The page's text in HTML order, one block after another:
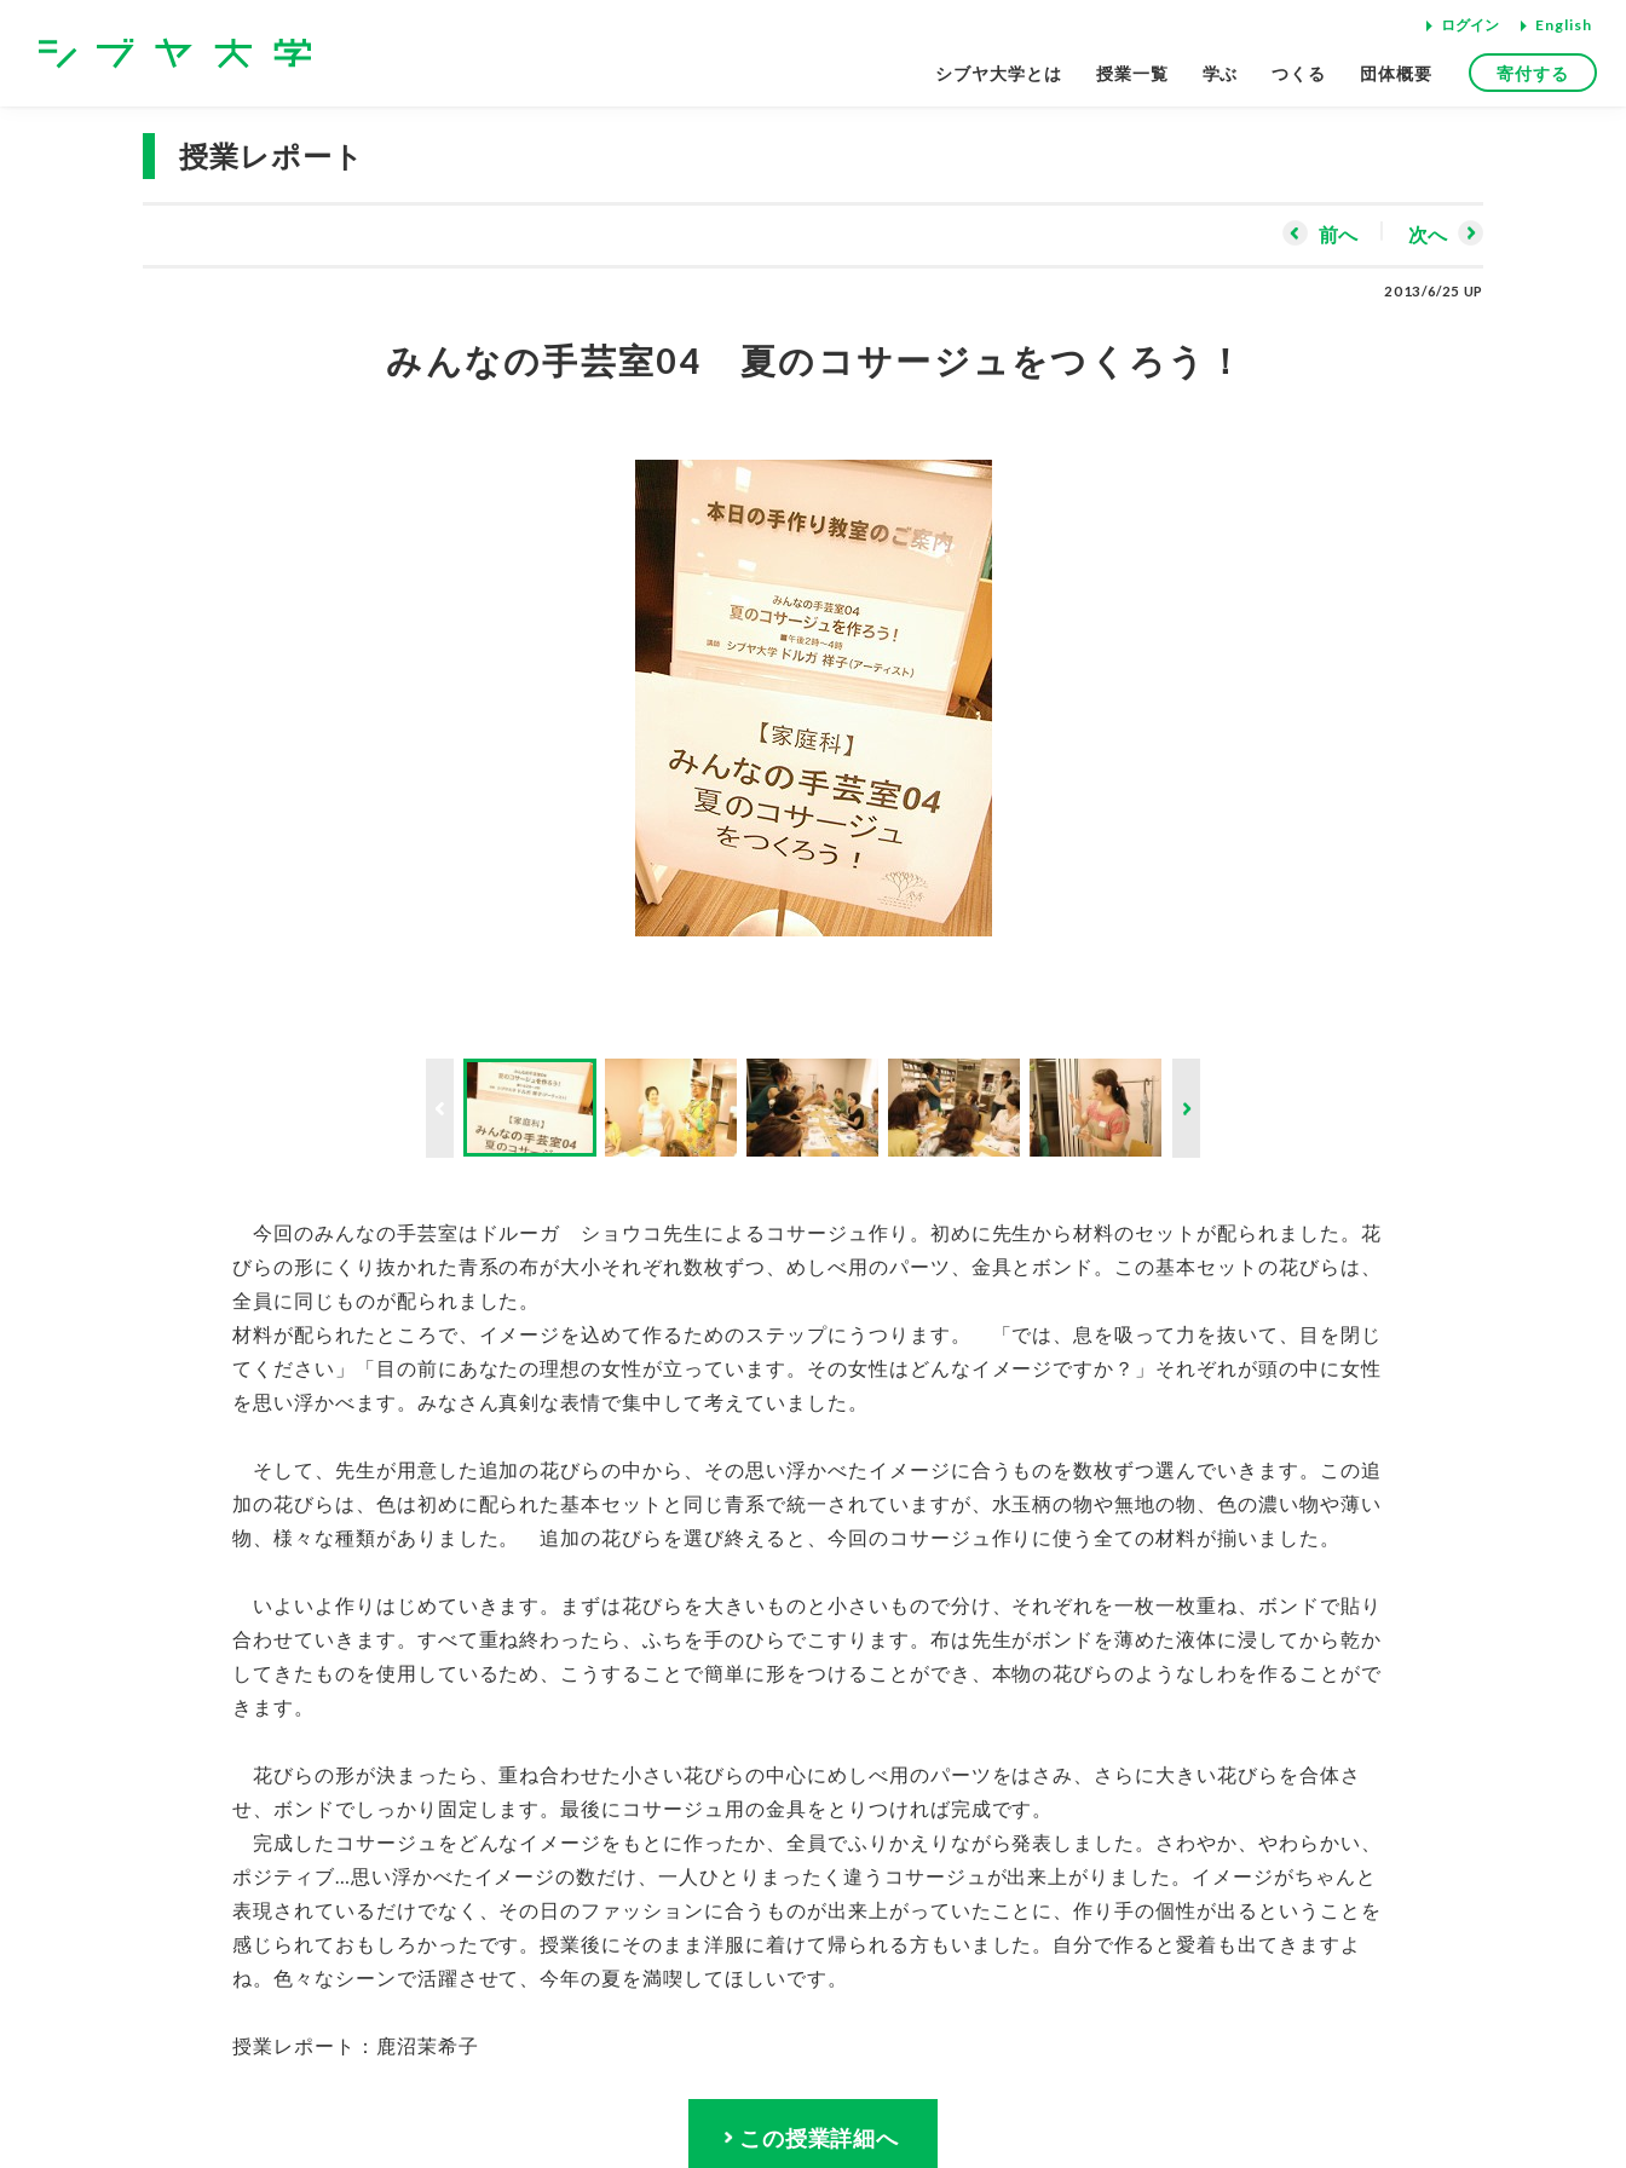
シブヤ大学とは 授業一覧 学ぶ つくる 団体概要
ログイン English
寄付する
授業レポート
前へ 次へ
2013/6/25 UP
みんなの手芸室04 夏のコサージュをつくろう！
Previous
今回のみんなの手芸室はドルーガ ショウコ先生によるコサージュ作り。初めに先生から材料のセットが配られました。花
びらの形にくり抜かれた青系の布が大小それぞれ数枚ずつ、めしべ用のパーツ、金具とボンド。この基本セットの花びらは、
全員に同じものが配られました。
材料が配られたところで、イメージを込めて作るためのステップにうつります。 「では、息を吸って力を抜いて、目を閉じ
てください」「目の前にあなたの理想の女性が立っています。その女性はどんなイメージですか？」それぞれが頭の中に女性
を思い浮かべます。みなさん真剣な表情で集中して考えていました。
そして、先生が用意した追加の花びらの中から、その思い浮かべたイメージに合うものを数枚ずつ選んでいきます。この追
加の花びらは、色は初めに配られた基本セットと同じ青系で統一されていますが、水玉柄の物や無地の物、色の濃い物や薄い
物、様々な種類がありました。 追加の花びらを選び終えると、今回のコサージュ作りに使う全ての材料が揃いました。
いよいよ作りはじめていきます。まずは花びらを大きいものと小さいもので分け、それぞれを一枚一枚重ね、ボンドで貼り
合わせていきます。すべて重ね終わったら、ふちを手のひらでこすります。布は先生がボンドを薄めた液体に浸してから乾か
してきたものを使用しているため、こうすることで簡単に形をつけることができ、本物の花びらのようなしわを作ることがで
きます。
花びらの形が決まったら、重ね合わせた小さい花びらの中心にめしべ用のパーツをはさみ、さらに大きい花びらを合体さ
せ、ボンドでしっかり固定します。最後にコサージュ用の金具をとりつければ完成です。
完成したコサージュをどんなイメージをもとに作ったか、全員でふりかえりながら発表しました。さわやか、やわらかい、
ポジティブ…思い浮かべたイメージの数だけ、一人ひとりまったく違うコサージュが出来上がりました。イメージがちゃんと
表現されているだけでなく、その日のファッションに合うものが出来上がっていたことに、作り手の個性が出るということを
感じられておもしろかったです。授業後にそのまま洋服に着けて帰られる方もいました。自分で作ると愛着も出てきますよ
ね。色々なシーンで活躍させて、今年の夏を満喫してほしいです。
授業レポート：鹿沼茉希子
この授業詳細へ